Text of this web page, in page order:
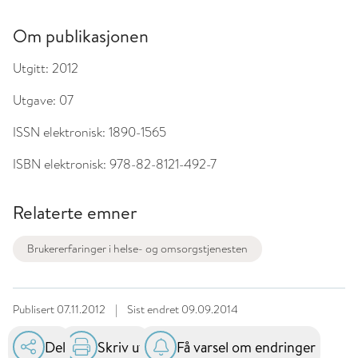
Om publikasjonen
Utgitt: 2012
Utgave: 07
ISSN elektronisk: 1890-1565
ISBN elektronisk: 978-82-8121-492-7
Relaterte emner
Brukererfaringer i helse- og omsorgstjenesten
Publisert 07.11.2012 | Sist endret 09.09.2014
Del Skriv ut Få varsel om endringer